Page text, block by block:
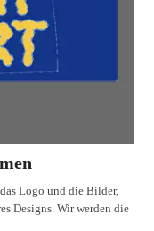
Logo und die Bilder,
Designs. Wir werden die